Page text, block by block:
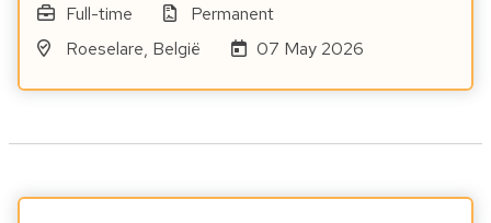
Full-time
Permanent
Roeselare, België
07 May 2026